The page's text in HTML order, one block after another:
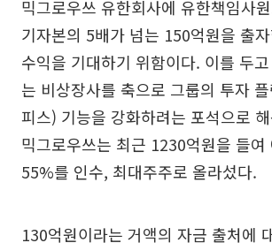
믹그로우쓰 유한회사에 유한책임사
기자본의 5배가 넘는 150억원을 출
수익을 기대하기 위함이다. 이를 두
는 비상장사를 축으로 그룹의 투자
피스) 기능을 강화하려는 포석으로
믹그로우쓰는 최근 1230억원을 들여
55%를 인수, 최대주주로 올라섰다.
130억원이라는 거액의 자금 출처에